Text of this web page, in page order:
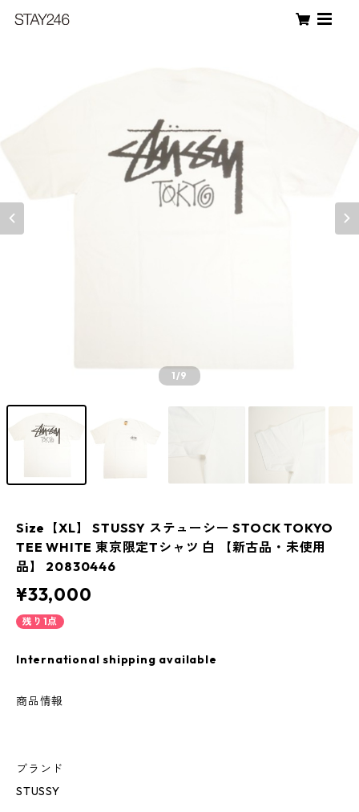
1/9
Size【XL】 STUSSY ステューシー STOCK TOKYO
TEE WHITE 東京限定Tシャツ 白 【新古品・未使用
品】 20830446
¥33,000
残り1点
International shipping available
商品情報
ブランド
STUSSY